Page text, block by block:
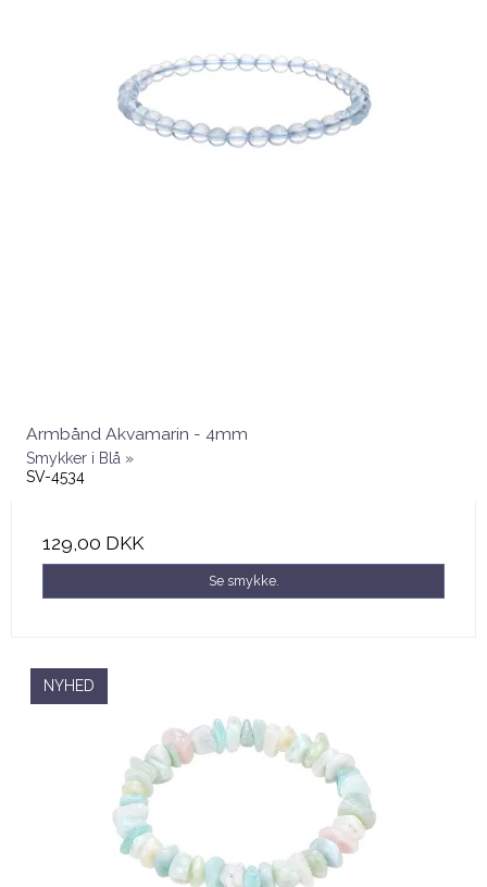
Armbånd Akvamarin - 4mm
Smykker i Blå »
SV-4534
129,00 DKK
Se smykke.
NYHED